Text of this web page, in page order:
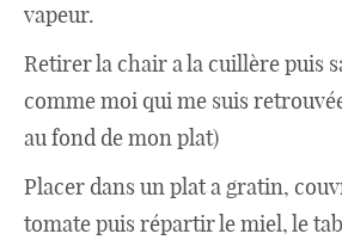
vapeur.
Retirer la chair a la cuillère puis
comme moi qui me suis
au fond de mon plat)
Placer dans un plat a gratin,
tomate puis répartir le miel, le